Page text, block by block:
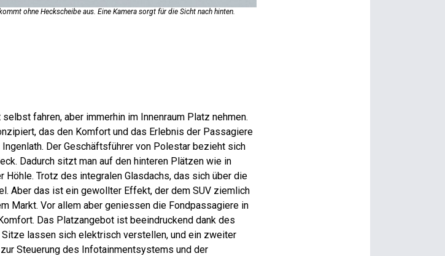
ohne Heckscheibe aus. Eine Kamera sorgt für die Sicht nach hinten.
fahren, aber immerhin im Innenraum Platz nehmen.
das den Komfort und das Erlebnis der Passagiere
Der Geschäftsführer von Pole­star bezieht sich
Dadurch sitzt man auf den hinteren Plätzen wie in
Trotz des integralen Glasdachs, das sich über die
Aber das ist ein gewollter Effekt, der dem SUV ziemlich
Markt. Vor allem aber geniessen die Fondpassagiere in
Das Platzangebot ist beeindruckend dank des
lassen sich elektrisch verstellen, und ein zweiter
Steuerung des Infotainmentsystems und der